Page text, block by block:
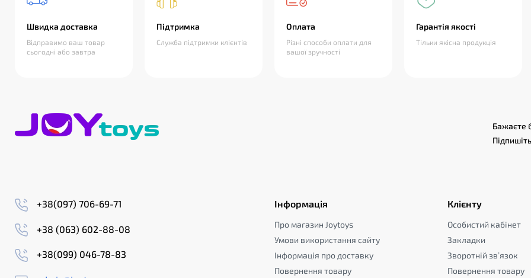
Швидка доставка
Відправимо ваш товар
сьогодні або завтра
Підтримка
Служба підтримки клієнтів
Оплата
Різні способи оплати для
вашої зручності
Гарантія якості
Тільки якісна продукція
Бажаєте
+38(097) 706-69-71
+38 (063) 602-88-08
+38(099) 046-78-83
Інформація
Про магазин Joytoys
Умови використання сайту
Інформація про доставку
Повернення товару
Клієнту
Особистий кабінет
Закладки
Зворотній зв’язок
Повернення товару